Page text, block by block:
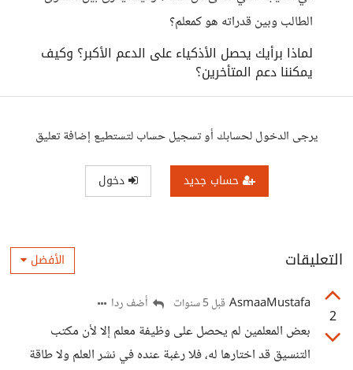
الطالب وبين قدراته هو كمعلم؟
لماذا برأيك يحصل الأذكياء على الدعم الأكبر؟ وكيف
يمكننا دعم المتأخرين؟
يرجى الدخول لحسابك أو تسجيل حساب لتستطيع إضافة تعليق
حساب جديد دخول
التعليقات الأفضل
2
AsmaaMustafa قبل 5 سنوات أضف ردا
بعض المعلمين لم يحصل على وظيفة معلم إلا لأن مكتب
التنسيق قد اختارها له، فلا رغبة عنده في نشر العلم ولا طاقة